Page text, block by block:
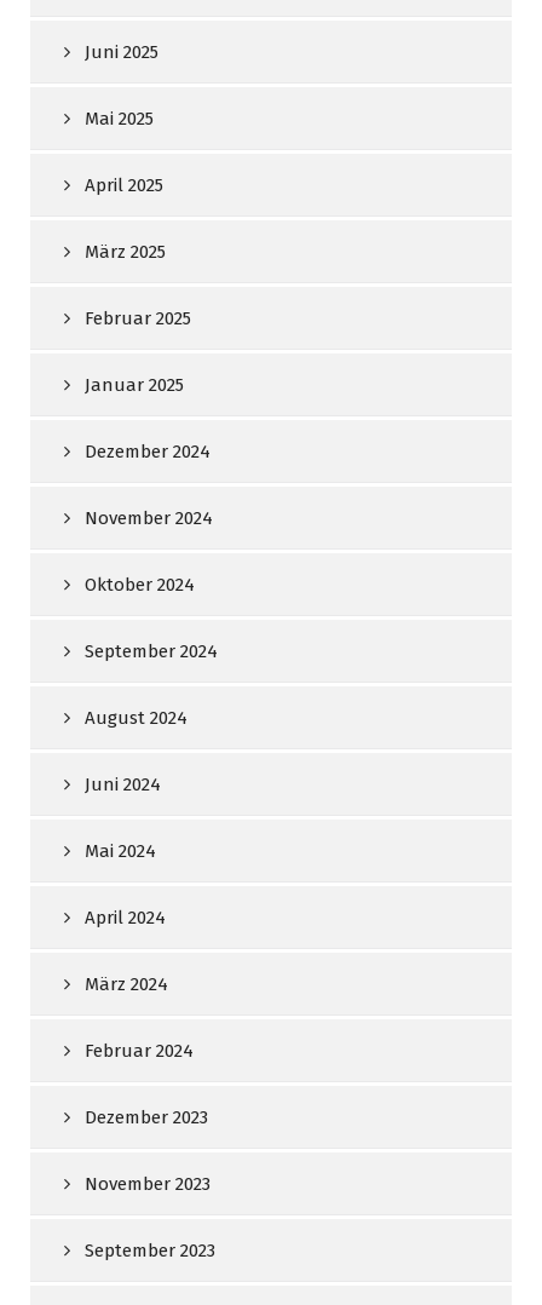
Juni 2025
Mai 2025
April 2025
März 2025
Februar 2025
Januar 2025
Dezember 2024
November 2024
Oktober 2024
September 2024
August 2024
Juni 2024
Mai 2024
April 2024
März 2024
Februar 2024
Dezember 2023
November 2023
September 2023